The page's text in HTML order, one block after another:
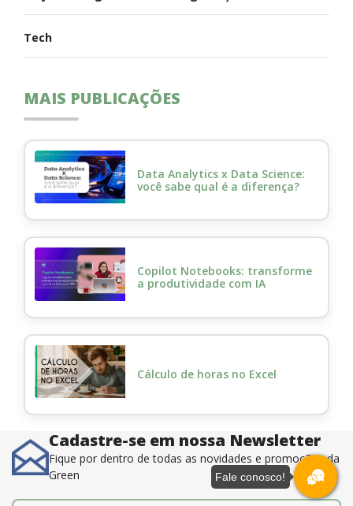
Tech
MAIS PUBLICAÇÕES
Data Analytics x Data Science:
você sabe qual é a diferença?
Copilot Notebooks: transforme
a produtividade com IA
Cálculo de horas no Excel
Cadastre-se em nossa Newsletter
Fique por dentro de todas as novidades e promoções da
Green
Fale conosco!